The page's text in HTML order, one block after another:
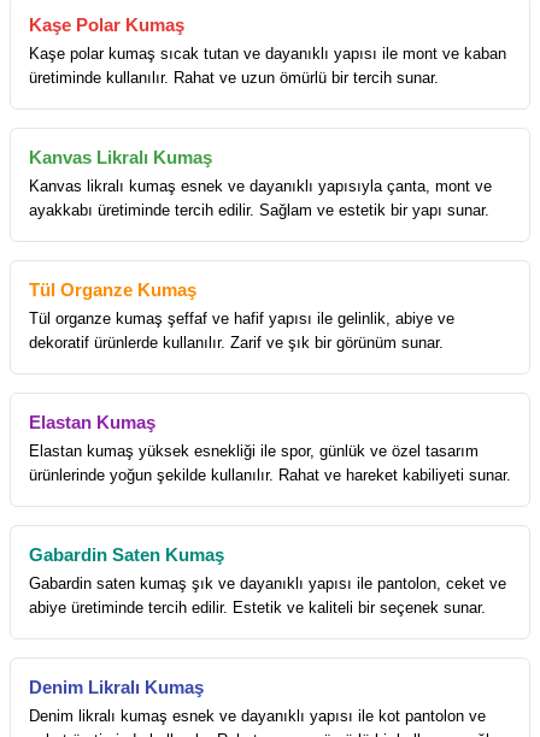
Kaşe Polar Kumaş
Kaşe polar kumaş sıcak tutan ve dayanıklı yapısı ile mont ve kaban
üretiminde kullanılır. Rahat ve uzun ömürlü bir tercih sunar.
Kanvas Likralı Kumaş
Kanvas likralı kumaş esnek ve dayanıklı yapısıyla çanta, mont ve
ayakkabı üretiminde tercih edilir. Sağlam ve estetik bir yapı sunar.
Tül Organze Kumaş
Tül organze kumaş şeffaf ve hafif yapısı ile gelinlik, abiye ve
dekoratif ürünlerde kullanılır. Zarif ve şık bir görünüm sunar.
Elastan Kumaş
Elastan kumaş yüksek esnekliği ile spor, günlük ve özel tasarım
ürünlerinde yoğun şekilde kullanılır. Rahat ve hareket kabiliyeti sunar.
Gabardin Saten Kumaş
Gabardin saten kumaş şık ve dayanıklı yapısı ile pantolon, ceket ve
abiye üretiminde tercih edilir. Estetik ve kaliteli bir seçenek sunar.
Denim Likralı Kumaş
Denim likralı kumaş esnek ve dayanıklı yapısı ile kot pantolon ve